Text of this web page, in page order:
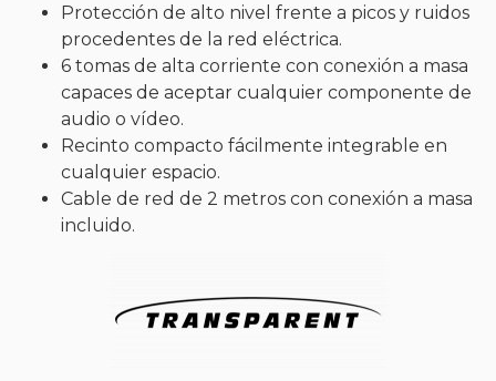
Protección de alto nivel frente a picos y ruidos
procedentes de la red eléctrica.
6 tomas de alta corriente con conexión a masa
capaces de aceptar cualquier componente de
audio o vídeo.
Recinto compacto fácilmente integrable en
cualquier espacio.
Cable de red de 2 metros con conexión a masa
incluido.